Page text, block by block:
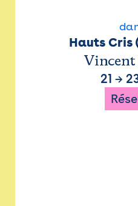
Hauts Cris
21 →